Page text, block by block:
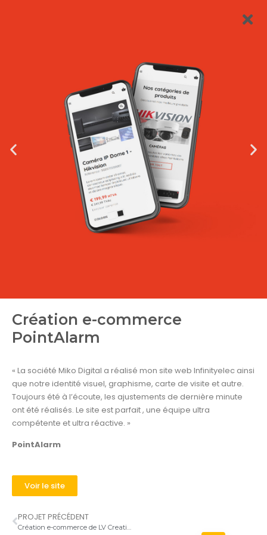
Création e-commerce
PointAlarm
« La société Miko Digital a réalisé mon site web Infinityelec ainsi
que notre identité visuel, graphisme, carte de visite et autre.
Toujours été à l’écoute, les ajustements de dernière minute
ont été réalisés. Le site est parfait , une équipe ultra
compétente et ultra réactive. »
PointAlarm
Voir le site
PROJET PRÉCÉDENT
Création e-commerce de LV Creations